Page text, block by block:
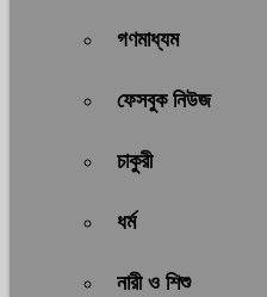
গণমাধ্যম
ফেসবুক নিউজ
চাকুরী
ধর্ম
নারী ও শিশু